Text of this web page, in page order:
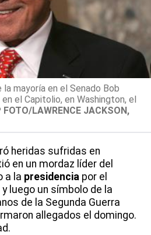
la mayoría en el Senado Bob
el Capitolio, en Washington, el
FOTO/LAWRENCE JACKSON,
heridas sufridas en
en un mordaz líder del
a la presidencia por el
y luego un símbolo de la
de la Segunda Guerra
allegados el domingo.